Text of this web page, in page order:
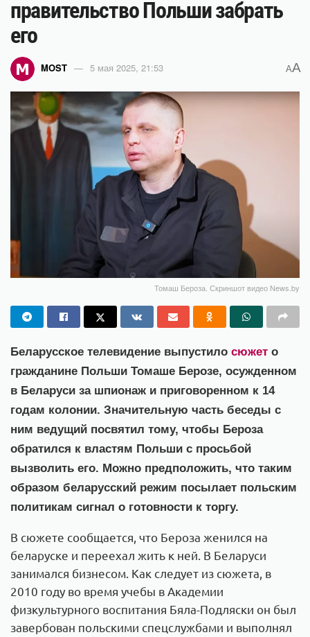
правительство Польши забрать
его
MOST 5 мая 2025, 21:53 AA
Томаш Бероза. Скриншот видео News.by
Беларусское телевидение выпустило сюжет о
гражданине Польши Томаше Берозе, осужденном
в Беларуси за шпионаж и приговоренном к 14
годам колонии. Значительную часть беседы с
ним ведущий посвятил тому, чтобы Бероза
обратился к властям Польши с просьбой
вызволить его. Можно предположить, что таким
образом беларусский режим посылает польским
политикам сигнал о готовности к торгу.
В сюжете сообщается, что Бероза женился на
беларуске и переехал жить к ней. В Беларуси
занимался бизнесом. Как следует из сюжета, в
2010 году во время учебы в Академии
физкультурного воспитания Бяла-Подляски он был
завербован польскими спецслужбами и выполнял